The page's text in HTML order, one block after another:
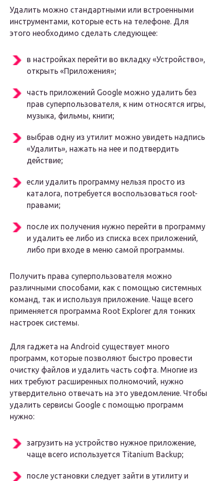
Удалить можно стандартными или встроенными
инструментами, которые есть на телефоне. Для
этого необходимо сделать следующее:
в настройках перейти во вкладку «Устройство»,
открыть «Приложения»;
часть приложений Google можно удалить без
прав суперпользователя, к ним относятся игры,
музыка, фильмы, книги;
выбрав одну из утилит можно увидеть надпись
«Удалить», нажать на нее и подтвердить
действие;
если удалить программу нельзя просто из
каталога, потребуется воспользоваться root-
правами;
после их получения нужно перейти в программу
и удалить ее либо из списка всех приложений,
либо при входе в меню самой программы.
Получить права суперпользователя можно
различными способами, как с помощью системных
команд, так и используя приложение. Чаще всего
применяется программа Root Explorer для тонких
настроек системы.
Для гаджета на Android существует много
программ, которые позволяют быстро провести
очистку файлов и удалить часть софта. Многие из
них требуют расширенных полномочий, нужно
утвердительно отвечать на это уведомление. Чтобы
удалить сервисы Google с помощью программ
нужно:
загрузить на устройство нужное приложение,
чаще всего используется Titanium Backup;
после установки следует зайти в утилиту и